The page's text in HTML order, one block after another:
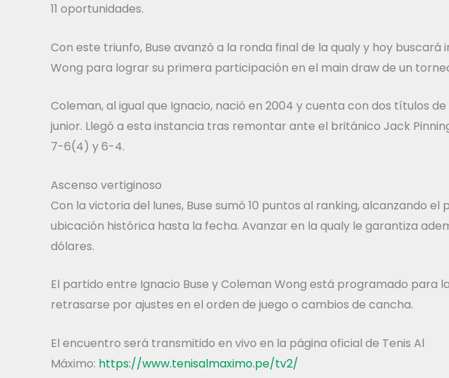
11 oportunidades.
Con este triunfo, Buse avanzó a la ronda final de la qualy y hoy buscará
Wong para lograr su primera participación en el main draw de un
Coleman, al igual que Ignacio, nació en 2004 y cuenta con dos títulos de
junior. Llegó a esta instancia tras remontar ante el británico Jack
7-6(4) y 6-4.
Ascenso vertiginoso
Con la victoria del lunes, Buse sumó 10 puntos al ranking, alcanzando el
ubicación histórica hasta la fecha. Avanzar en la qualy le garantiza
dólares.
El partido entre Ignacio Buse y Coleman Wong está programado para
retrasarse por ajustes en el orden de juego o cambios de cancha.
El encuentro será transmitido en vivo en la página oficial de Tenis Al
Máximo: https://www.tenisalmaximo.pe/tv2/